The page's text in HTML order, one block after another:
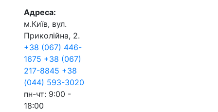
Адреса:
м.Київ, вул.
Приколійна, 2.
+38 (067) 446-
1675 +38 (067)
217-8845 +38
(044) 593-3020
пн-чт: 9:00 -
18:00